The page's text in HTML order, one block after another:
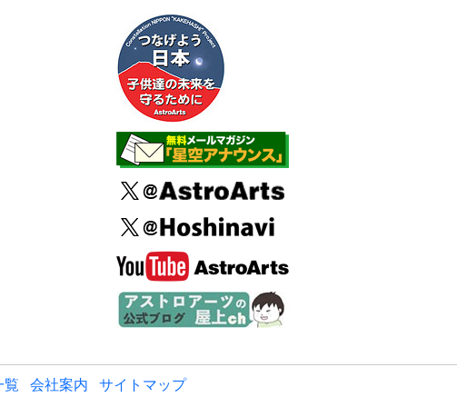
覧 会社案内 サイトマップ